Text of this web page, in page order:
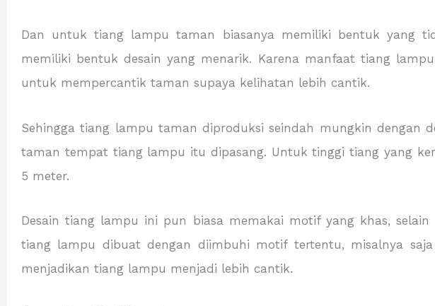
Dan untuk tiang lampu taman biasanya memiliki bentuk yang
memiliki bentuk desain yang menarik. Karena manfaat tiang
untuk mempercantik taman supaya kelihatan lebih cantik.
Sehingga tiang lampu taman diproduksi seindah mungkin dengan
taman tempat tiang lampu itu dipasang. Untuk tinggi tiang yang
5 meter.
Desain tiang lampu ini pun biasa memakai motif yang khas,
tiang lampu dibuat dengan diimbuhi motif tertentu, misalnya
menjadikan tiang lampu menjadi lebih cantik.